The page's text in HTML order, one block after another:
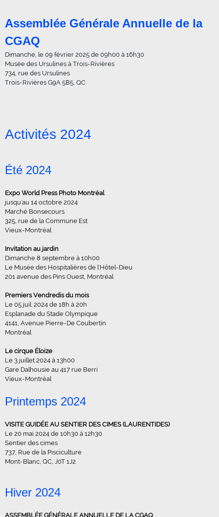
Assemblée Générale Annuelle de la
CGAQ
Dimanche, le 09 février 2025 de 09h00 à 16h30
Musée des Ursulines à Trois-Rivières
734, rue des Ursulines
Trois-Rivières G9A 5B5, QC
Activités 2024
Été 2024
Expo World Press Photo Montréal
jusqu'au 14 octobre 2024
Marché Bonsecours
325, rue de la Commune Est
Vieux-Montréal
Invitation au jardin
Dimanche 8 septembre à 10h00
Le Musée des Hospitalières de l'Hôtel-Dieu
201 avenue des Pins Ouest, Montréal
Premiers Vendredis du mois
Le 05 juil. 2024 de 18h à 20h
Esplanade du Stade Olympique
4141, Avenue Pierre-De Coubertin
Montréal
Le cirque Éloize
Le 3 juillet 2024 à 13h00
Gare Dalhousie au 417 rue Berri
Vieux-Montréal
Printemps 2024
VISITE GUIDÉE AU SENTIER DES CIMES (LAURENTIDES)
Le 20 mai 2024 de 10h30 à 12h30
Sentier des cimes
737, Rue de la Pisciculture
Mont-Blanc, QC, J0T 1J2
Hiver 2024
ASSEMBLÉE GÉNÉRALE ANNUELLE DE LA CGAQ